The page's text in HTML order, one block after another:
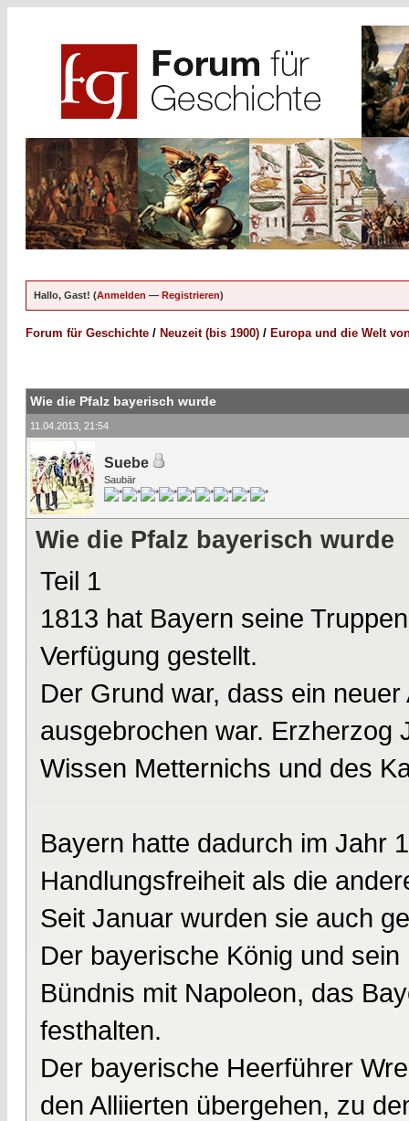
Hallo, Gast! (Anmelden — Registrieren)
Forum für Geschichte / Neuzeit (bis 1900) / Europa und die Welt
Wie die Pfalz bayerisch wurde
11.04.2013, 21:54
Suebe
Saubär
Wie die Pfalz bayerisch wurde
Teil 1
1813 hat Bayern seine
Verfügung gestellt.
Der Grund war, dass ein
ausgebrochen war. Erzherzog
Wissen Metternichs und des
Bayern hatte dadurch im Jahr
Handlungsfreiheit als die
Seit Januar wurden sie auch
Der bayerische König und
Bündnis mit Napoleon, das
festhalten.
Der bayerische Heerführer
den Alliierten übergehen, zu